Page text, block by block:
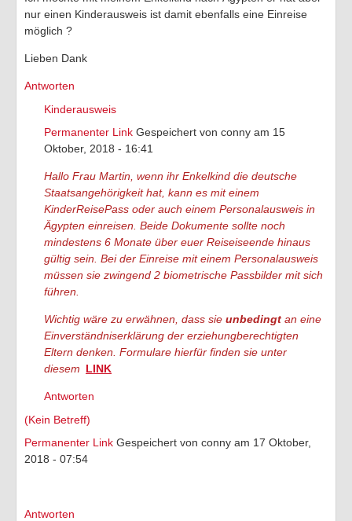
nur einen Kinderausweis ist damit ebenfalls eine Einreise
möglich ?
Lieben Dank
Antworten
Kinderausweis
Permanenter Link Gespeichert von conny am 15
Oktober, 2018 - 16:41
Hallo Frau Martin, wenn ihr Enkelkind die deutsche
Staatsangehörigkeit hat, kann es mit einem
KinderReisePass oder auch einem Personalausweis in
Ägypten einreisen. Beide Dokumente sollte noch
mindestens 6 Monate über euer Reiseiseende hinaus
gültig sein. Bei der Einreise mit einem Personalausweis
müssen sie zwingend 2 biometrische Passbilder mit sich
führen.
Wichtig wäre zu erwähnen, dass sie unbedingt an eine
Einverständniserklärung der erziehungberechtigten
Eltern denken. Formulare hierfür finden sie unter
diesem LINK
Antworten
(Kein Betreff)
Permanenter Link Gespeichert von conny am 17 Oktober,
2018 - 07:54
Antworten